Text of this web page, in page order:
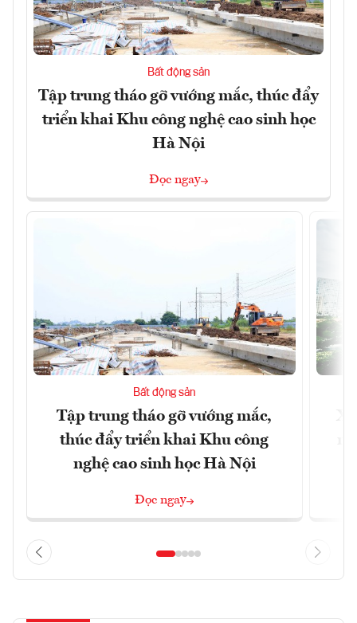
Bất động sản
Tập trung tháo gỡ vướng mắc, thúc đẩy
triển khai Khu công nghệ cao sinh học
Hà Nội
Đọc ngay
Bất động sản
Tập trung tháo gỡ vướng mắc,
thúc đẩy triển khai Khu công
nghệ cao sinh học Hà Nội
Đọc ngay